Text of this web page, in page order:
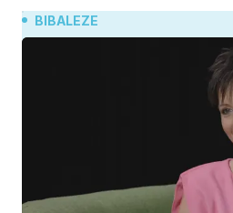
BIBALEZE